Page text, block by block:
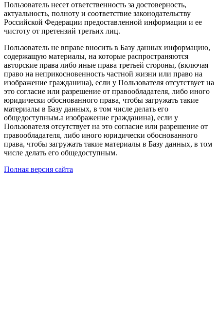
Пользователь несет ответственность за достоверность,
актуальность, полноту и соответствие законодательству
Российской Федерации предоставленной информации и ее
чистоту от претензий третьих лиц.
Пользователь не вправе вносить в Базу данных информацию,
содержащую материалы, на которые распространяются
авторские права либо иные права третьей стороны, (включая
право на неприкосновенность частной жизни или право на
изображение гражданина), если у Пользователя отсутствует на
это согласие или разрешение от правообладателя, либо иного
юридически обоснованного права, чтобы загружать такие
материалы в Базу данных, в том числе делать его
общедоступным.а изображение гражданина), если у
Пользователя отсутствует на это согласие или разрешение от
правообладателя, либо иного юридически обоснованного
права, чтобы загружать такие материалы в Базу данных, в том
числе делать его общедоступным.
Полная версия сайта